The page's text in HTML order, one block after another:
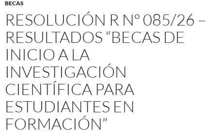
BECAS
RESOLUCIÓN R Nº 085/26 –
RESULTADOS “BECAS DE
INICIO A LA
INVESTIGACIÓN
CIENTÍFICA PARA
ESTUDIANTES EN
FORMACIÓN”